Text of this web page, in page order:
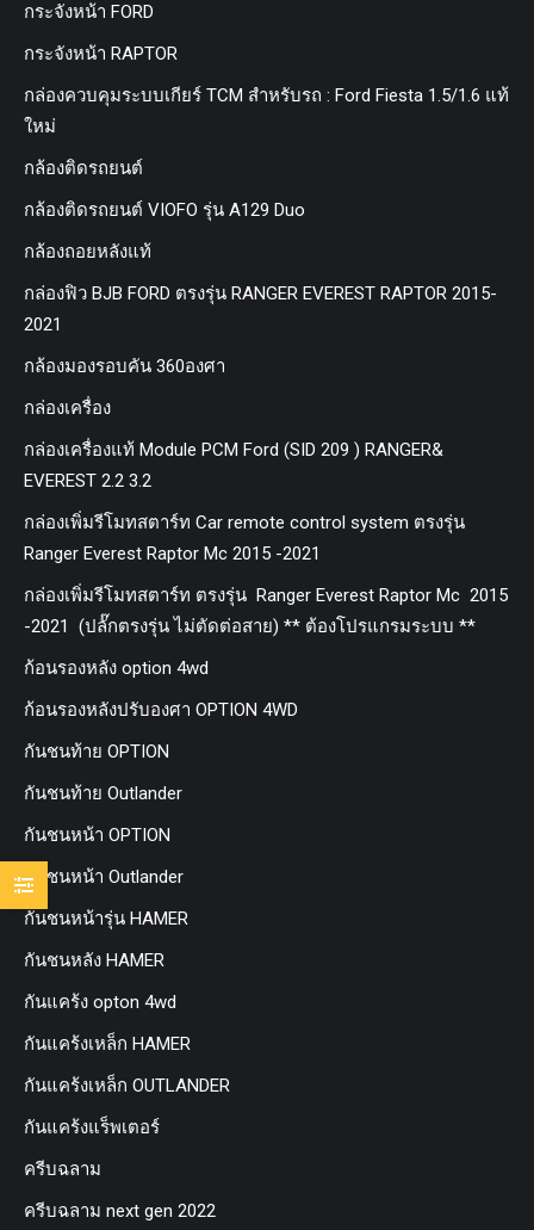
กระจังหน้า FORD
กระจังหน้า RAPTOR
กล่องควบคุมระบบเกียร์ TCM สำหรับรถ : Ford Fiesta 1.5/1.6 แท้
ใหม่
กล้องติดรถยนต์
กล้องติดรถยนต์ VIOFO รุ่น A129 Duo
กล้องถอยหลังแท้
กล่องฟิว BJB FORD ตรงรุ่น RANGER EVEREST RAPTOR 2015-
2021
กล้องมองรอบคัน 360องศา
กล่องเครื่อง
กล่องเครื่องแท้ Module PCM Ford (SID 209 ) RANGER&
EVEREST 2.2 3.2
กล่องเพิ่มรีโมทสตาร์ท Car remote control system ตรงรุ่น
Ranger Everest Raptor Mc 2015 -2021
กล่องเพิ่มรีโมทสตาร์ท ตรงรุ่น Ranger Everest Raptor Mc 2015
-2021 (ปลั๊กตรงรุ่น ไม่ตัดต่อสาย) ** ต้องโปรแกรมระบบ **
ก้อนรองหลัง option 4wd
ก้อนรองหลังปรับองศา OPTION 4WD
กันชนท้าย OPTION
กันชนท้าย Outlander
กันชนหน้า OPTION
กันชนหน้า Outlander
กันชนหน้ารุ่น HAMER
กันชนหลัง HAMER
กันแคร้ง opton 4wd
กันแคร้งเหล็ก HAMER
กันแคร้งเหล็ก OUTLANDER
กันแคร้งแร็พเตอร์
ครีบฉลาม
ครีบฉลาม next gen 2022